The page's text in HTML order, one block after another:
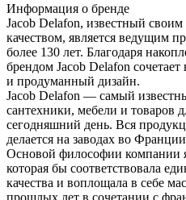
Информация о бренде
Jacob Delafon, известный
качеством, является ведущим
более 130 лет. Благодаря
брендом Jacob Delafon сочетает
и продуманный дизайн.
Jacob Delafon — самый
сантехники, мебели и товаров
сегодняшний день. Вся
делается на заводах во
Основой философии компании
которая бы соответствовала
качества и воплощала в себе
прошлых лет в сочетании с